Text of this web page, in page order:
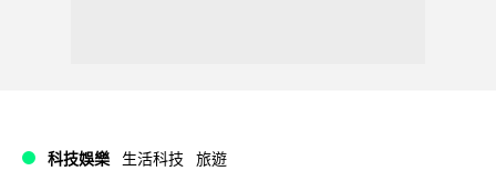
科技娛樂 生活科技 旅遊